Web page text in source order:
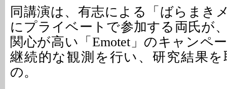
同講演は、有志による「ばらまき
にプライベートで参加する両氏が
関心が高い「Emotet」のキャンペ
継続的な観測を行い、研究結果
の。